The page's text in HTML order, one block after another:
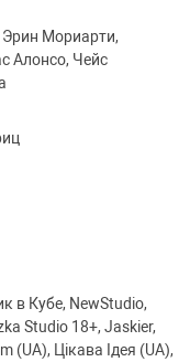
Мориарти,
Алонсо, Чейс
в Кубе, NewStudio,
Studio 18+, Jaskier,
(UA), Цікава Ідея (UA),